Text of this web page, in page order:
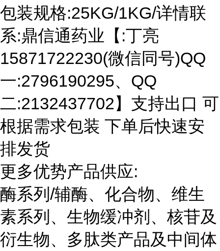
包装规格:25KG/1KG/详情联
系:鼎信通药业【:丁亮
15871722230(微信同号)QQ
一:2796190295、QQ
二:2132437702】支持出口 可
根据需求包装 下单后快速安
排发货
更多优势产品供应:
酶系列/辅酶、化合物、维生
素系列、生物缓冲剂、核苷及
衍生物、多肽类产品及中间体